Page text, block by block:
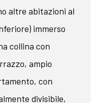
altre abitazioni al
immerso
collina con
ampio
con
divisibile,